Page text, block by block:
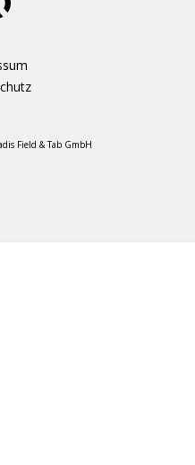
Field & Tab GmbH